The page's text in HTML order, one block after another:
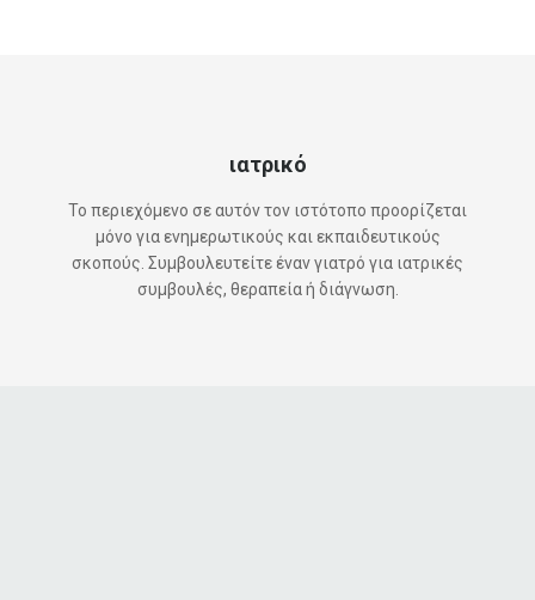
ιατρικό
Το περιεχόμενο σε αυτόν τον ιστότοπο προορίζεται
μόνο για ενημερωτικούς και εκπαιδευτικούς
σκοπούς. Συμβουλευτείτε έναν γιατρό για ιατρικές
συμβουλές, θεραπεία ή διάγνωση.